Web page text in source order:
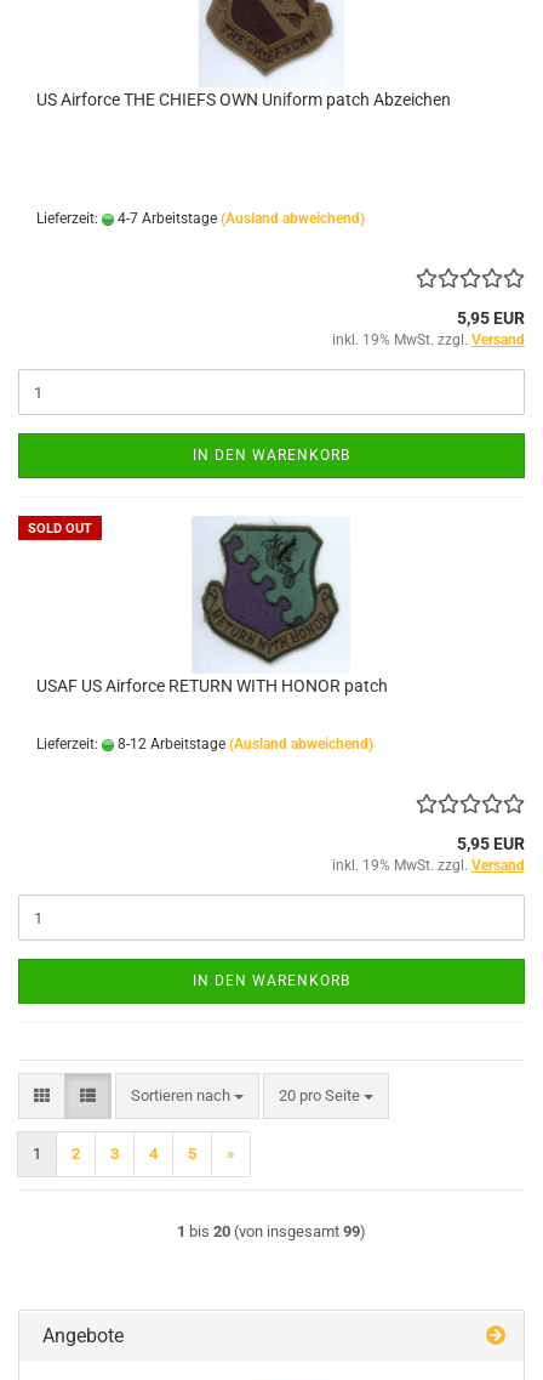
US Airforce THE CHIEFS OWN Uniform patch Abzeichen
Lieferzeit: 4-7 Arbeitstage (Ausland abweichend)
5,95 EUR
inkl. 19% MwSt. zzgl. Versand
IN DEN WARENKORB
SOLD OUT
USAF US Airforce RETURN WITH HONOR patch
Lieferzeit: 8-12 Arbeitstage (Ausland abweichend)
5,95 EUR
inkl. 19% MwSt. zzgl. Versand
IN DEN WARENKORB
Sortieren nach
Sortieren nach 20 pro Seite
pro Seite
1 2 3 4 5 »
1 bis 20 (von insgesamt 99)
Angebote